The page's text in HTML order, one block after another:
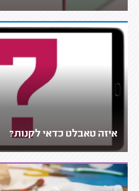
איזה טאבלט כדאי לקנות?